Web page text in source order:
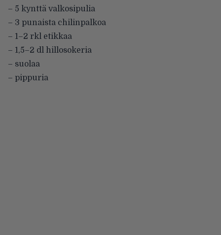
– 5 kynttä valkosipulia
– 3 punaista chilinpalkoa
– 1–2 rkl etikkaa
– 1,5–2 dl hillosokeria
– suolaa
– pippuria